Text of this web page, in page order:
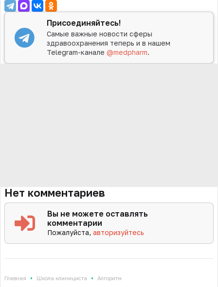
Присоединяйтесь!
Самые важные новости сферы
здравоохранения теперь и в нашем
Telegram-канале@medpharm.
Нет комментариев
Вы не можете оставлять
комментарии
Пожалуйста,авторизуйтесь
Главная • Школа клинициста • Алгоритм